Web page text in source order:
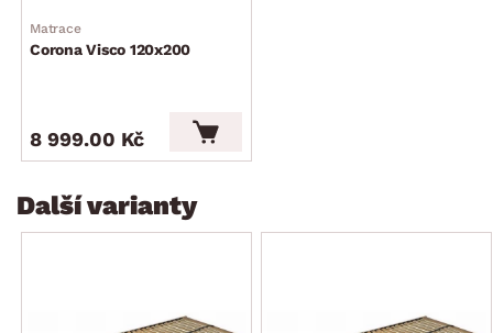
Matrace
Corona Visco 120x200
8 999.00 Kč
Další varianty